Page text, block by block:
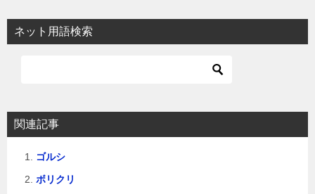
ネット用語検索
関連記事
ゴルシ
ボリクリ